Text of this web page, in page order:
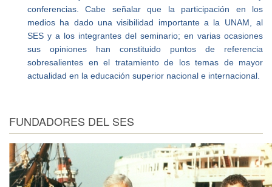
conferencias. Cabe señalar que la participación en los
medios ha dado una visibilidad importante a la UNAM, al
SES y a los integrantes del seminario; en varias ocasiones
sus opiniones han constituido puntos de referencia
sobresalientes en el tratamiento de los temas de mayor
actualidad en la educación superior nacional e internacional.
FUNDADORES DEL SES